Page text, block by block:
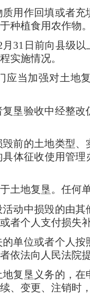
用作回填或者
种植食用农作物。
月 31 日前向县级
实施情况。
当加强对土地
垦验收中经整
前的土地类型
体征收使用管
土地复垦。任何
动中损毁的由
者个人支付损失补
单位或者个人
依法向人民法院
复垦义务的，在
、变更、注销时